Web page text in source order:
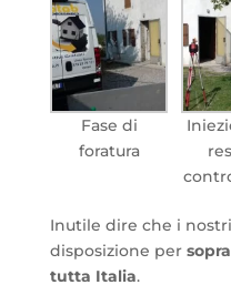
Fase di
foratura
Inutile dire che i
disposizione per
tutta Italia.